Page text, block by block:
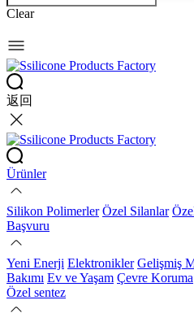
Clear
返回
Ürünler
Silikon Polimerler Özel Silanlar
Başvuru
Yeni Enerji Elektronikler Gelişmiş
Bakımı Ev ve Yaşam Çevre Koruma
Özel sentez